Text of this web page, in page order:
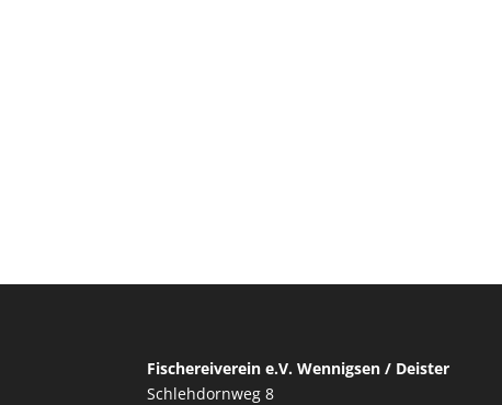
Fischereiverein e.V. Wennigsen / Deister
Schlehdornweg 8